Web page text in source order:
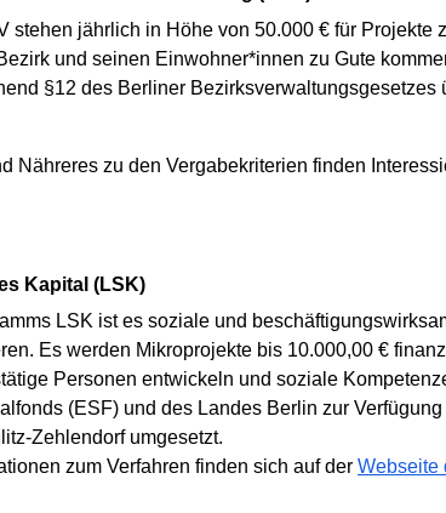
stehen jährlich in Höhe von 50.000 € für Projekte
und seinen Einwohner*innen zu Gute
§12 des Berliner Bezirksverwaltungsgesetzes
Nähreres zu den Vergabekriterien finden
Kapital (LSK)
LSK ist es soziale und
Es werden Mikroprojekte bis 10.000,00 €
Personen entwickeln und soziale
(ESF) und des Landes Berlin zur
Zehlendorf umgesetzt.
zum Verfahren finden sich auf der Webseite